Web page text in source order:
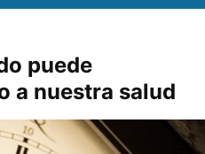
puede
a nuestra salud